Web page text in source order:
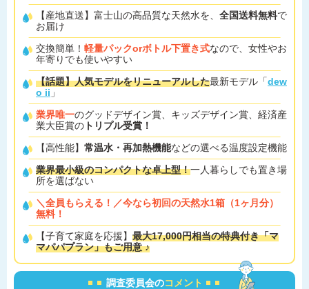
【産地直送】富士山の高品質な天然水を、 全国送料無料で
お届け
交換簡単！ 軽量パックorボトル下置き式なので、女性やお
年寄りでも使いやすい
【話題】人気モデルをリニューアルした最新モデル「dew
o ii 」
業界唯一のグッドデザイン賞、キッズデザイン賞、経済産
業大臣賞の トリプル受賞！
【高性能】 常温水・再加熱機能などの選べる温度設定機能
業界最小級のコンパクトな卓上型！一人暮らしでも置き場
所を選ばない
＼全員もらえる！／今なら初回の天然水1箱（1ヶ月分）
無料！
【子育て家庭を応援】 最大17,000円相当の特典付き「マ
マパパプラン」もご用意 ♪
調査委員会のコメント